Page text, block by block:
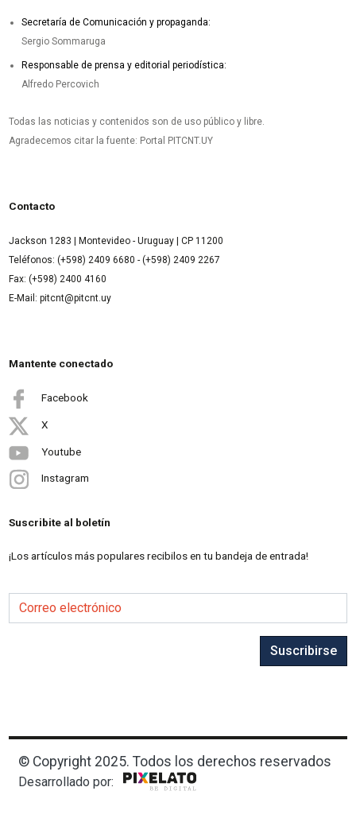
Secretaría de Comunicación y propaganda:
Sergio Sommaruga
Responsable de prensa y editorial periodística:
Alfredo Percovich
Todas las noticias y contenidos son de uso público y libre.
Agradecemos citar la fuente: Portal PITCNT.UY
Contacto
Jackson 1283 | Montevideo - Uruguay | CP 11200
Teléfonos: (+598) 2409 6680 - (+598) 2409 2267
Fax: (+598) 2400 4160
E-Mail: pitcnt@pitcnt.uy
Mantente conectado
Facebook
X
Youtube
Instagram
Suscribite al boletín
¡Los artículos más populares recibilos en tu bandeja de entrada!
Correo electrónico
Suscribirse
© Copyright 2025. Todos los derechos reservados
Desarrollado por: